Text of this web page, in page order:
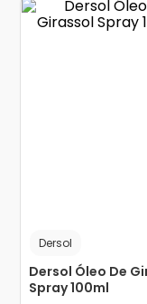
Dersol
Dersol Óleo De
Spray 100ml